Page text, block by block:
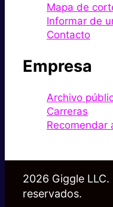
Mapa de
Informar de
Contacto
Empresa
Archivo
Carreras
Recomendar
2026 Giggle
reservados.